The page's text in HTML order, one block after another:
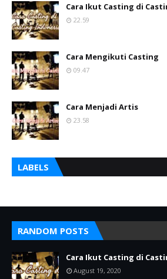
Cara Ikut Casting di
22.59
Cara Mengikuti Casting
09.47
Cara Menjadi Artis
23.58
LABELS
RANDOM POSTS
Cara Ikut Casting di
August 19, 2020